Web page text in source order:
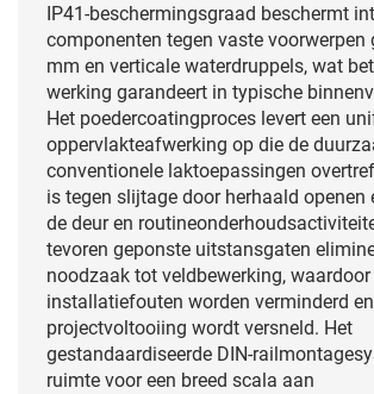
IP41-beschermingsgraad beschermt
componenten tegen vaste voorwerpen
mm en verticale waterdruppels, wat
werking garandeert in typische
Het poedercoatingproces levert een
oppervlakteafwerking op die de
conventionele laktoepassingen
is tegen slijtage door herhaald openen
de deur en
tevoren geponste uitstansgaten
noodzaak tot veldbewerking, waardoor
installatiefouten worden verminderd
projectvoltooiing wordt versneld. Het
gestandaardiseerde DIN-
ruimte voor een breed scala aan